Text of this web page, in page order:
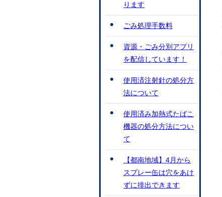
ります
ごみ処理手数料
資源・ごみ分別アプリ
を配信しています！
使用済注射針の処分方
法について
使用済み加熱式たばこ
機器の処分方法につい
て
【都南地域】4月から
スプレー缶は穴をあけ
ずに排出できます